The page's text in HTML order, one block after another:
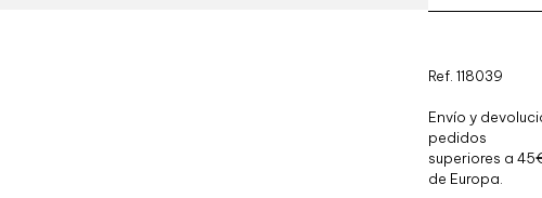
Ref. 118039
Envío y
pedidos
superiores a
de Europa.